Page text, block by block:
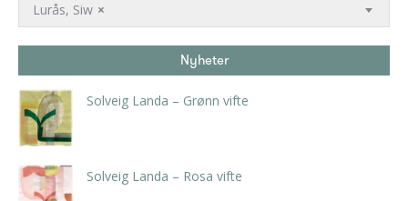
×
Lurås, Siw
Nyheter
Solveig Landa – Grønn vifte
Solveig Landa – Rosa vifte